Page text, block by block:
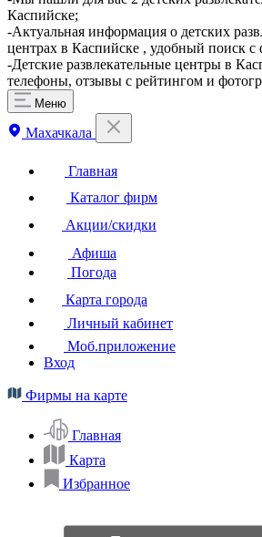
Каспийске;
-Актуальная информация о детских
центрах в Каспийске , удобный поиск с
-Детские развлекательные центры в
телефоны, отзывы с рейтингом и
Меню
Махачкала
Главная
Каталог фирм
Акции/скидки
Афиша
Погода
Карта города
Личный кабинет
Моб.приложение
Вход
Фирмы на карте
Главная
Карта
Избранное